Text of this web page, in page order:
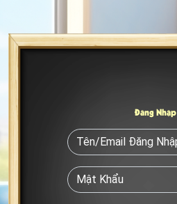
Đăng Nhập